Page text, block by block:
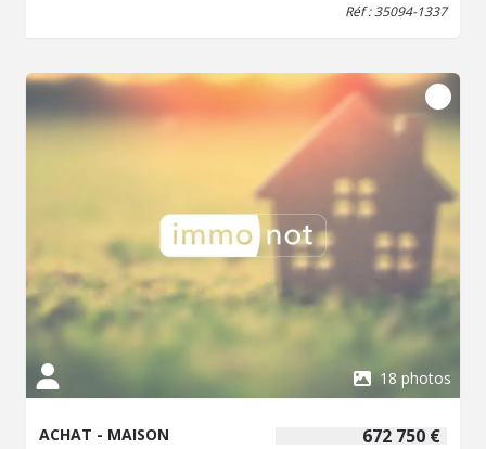
Réf : 35094-1337
18 photos
672 750 €
ACHAT - MAISON